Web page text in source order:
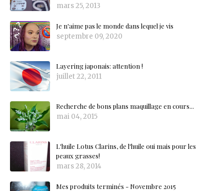
mars 25, 2013
Je n'aime pas le monde dans lequel je vis
septembre 09, 2020
Layering japonais: attention !
juillet 22, 2011
Recherche de bons plans maquillage en cours...
mai 04, 2015
L'huile Lotus Clarins, de l'huile oui mais pour les
peaux grasses!
mars 28, 2014
Mes produits terminés - Novembre 2015